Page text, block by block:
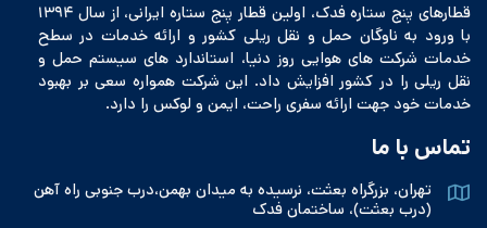
قطارهای پنج ستاره فدک، اولین قطار پنج ستاره ایرانی، از سال ۱۳۹۴
با ورود به ناوگان حمل و نقل ریلی کشور و ارائه خدمات در سطح
خدمات شرکت های هوایی روز دنیا، استاندارد های سیستم حمل و
نقل ریلی را در کشور افزایش داد. این شرکت همواره سعی بر بهبود
خدمات خود جهت ارائه سفری راحت، ایمن و لوکس را دارد.
تماس با ما
تهران، بزرگراه بعثت، نرسیده به میدان بهمن،درب جنوبی راه آهن
(درب بعثت)، ساختمان فدک